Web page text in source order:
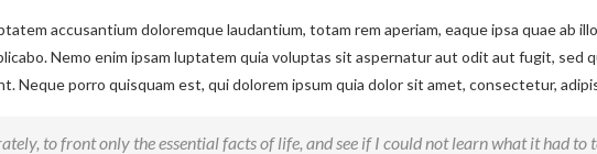
accusantium doloremque laudantium, totam rem aperiam, eaque ipsa quae ab
Nemo enim ipsam luptatem quia voluptas sit aspernatur aut odit aut fugit, sed
Neque porro quisquam est, qui dolorem ipsum quia dolor sit amet, consectetur,
to front only the essential facts of life, and see if I could not learn what it had to